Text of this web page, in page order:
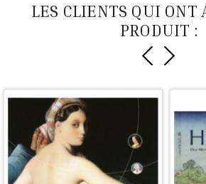
LES CLIENTS QUI ONT
PRODUIT :